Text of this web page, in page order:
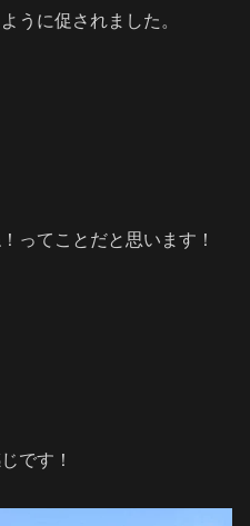
うに促されました。
ってことだと思います！
です！